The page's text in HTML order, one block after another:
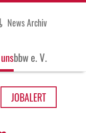
News Archiv
bbw e. V.
JOBALERT